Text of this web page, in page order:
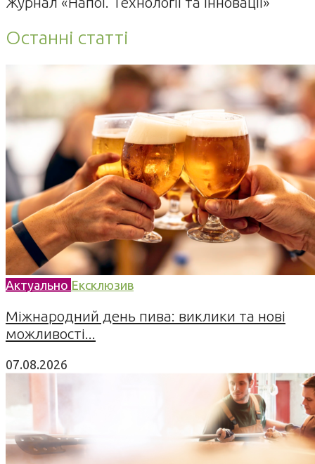
Останні статті
Актуально Ексклюзив
Міжнародний день пива: виклики та нові
можливості...
07.08.2026